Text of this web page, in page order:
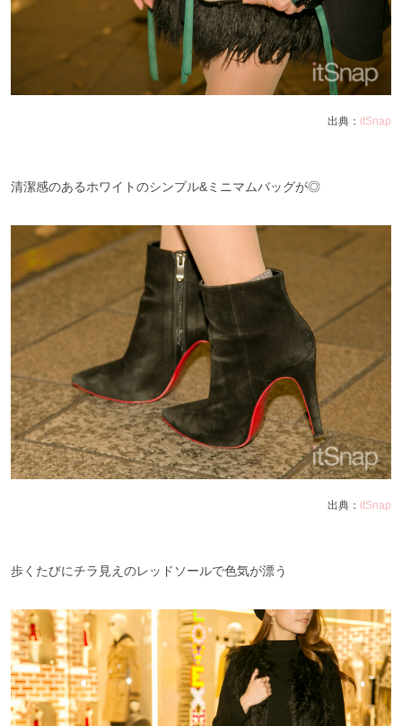
出典： itSnap
清潔感のあるホワイトのシンプル&ミニマムバッグが◎
出典： itSnap
歩くたびにチラ見えのレッドソールで色気が漂う